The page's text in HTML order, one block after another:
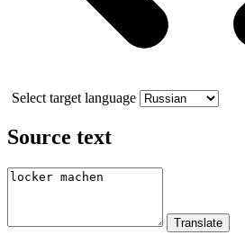
Select target language
Source text